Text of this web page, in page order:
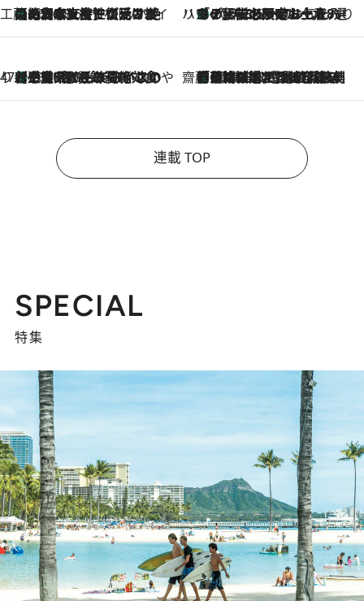
工藤まやのおもてなしハワイ
2026.8.6
【ハワイ土産】ローカルの絶大な支持で復活！ 絶品の幻クッキー《元ファンの日本人女性が受け継いだ名店》 ハワイ賢者 リサのお気に入りリスト2026.8.6
あの伝説の限定トートも！ リニューアルした「ディーン＆デルーカ ハワイ」で必須のお土産8選
47都道府県の手みやげ ひんやりスイーツで夏を満喫
2026.8.6
【三重県】この夏絶対食べたい 冷やしておいしいおやつ3選 お餅×アイスの新感覚スイーツ 齋藤 薫 美容脳ルネサンス
2026.8.6
「荷物が増えるほど旅ストレスは増す」美容ジャーナリストがたどり着いた最終結論。“化粧品を劇的に減らす”感動の凝縮美容とは
連載 TOP
SPECIAL
特集